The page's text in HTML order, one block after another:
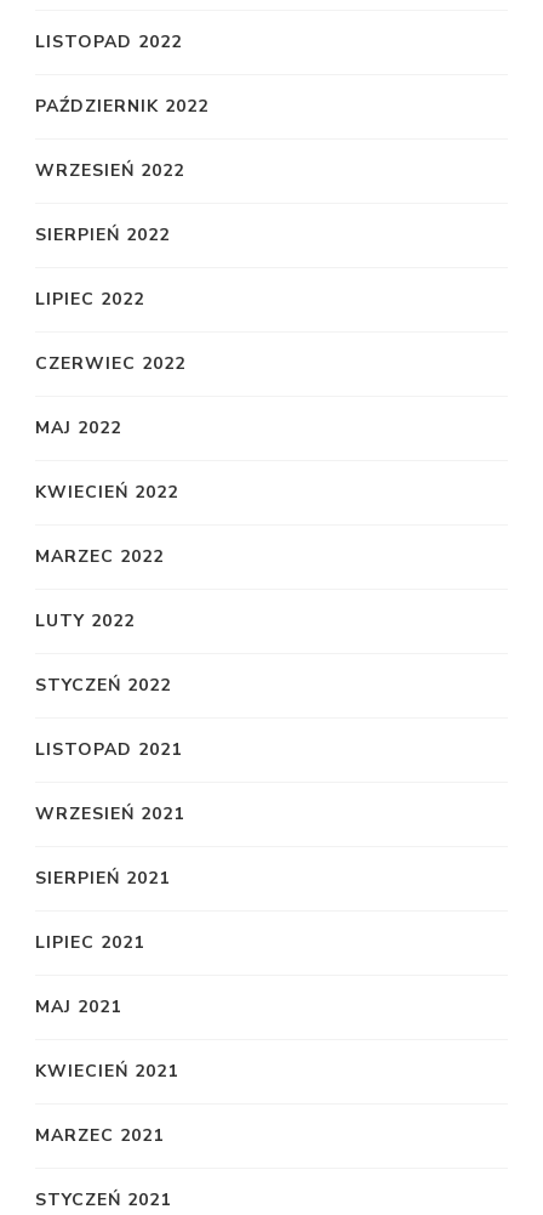
LISTOPAD 2022
PAŹDZIERNIK 2022
WRZESIEŃ 2022
SIERPIEŃ 2022
LIPIEC 2022
CZERWIEC 2022
MAJ 2022
KWIECIEŃ 2022
MARZEC 2022
LUTY 2022
STYCZEŃ 2022
LISTOPAD 2021
WRZESIEŃ 2021
SIERPIEŃ 2021
LIPIEC 2021
MAJ 2021
KWIECIEŃ 2021
MARZEC 2021
STYCZEŃ 2021